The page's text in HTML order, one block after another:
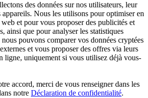
des données sur nos utilisateurs, leur
Nous les utilisons pour optimiser en
et pour vous proposer des publicités et
ainsi que pour analyser les statistiques
pouvons comparer vos données cryptées
et vous proposer des offres via leurs
ligne, uniquement si vous utilisez déjà vous-
accord, merci de vous renseigner dans les
notre Déclaration de confidentialité.